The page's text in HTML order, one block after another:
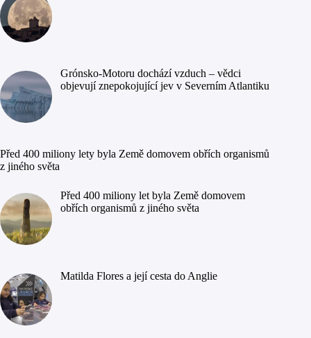
Grónsko-Motoru dochází vzduch – vědci
objevují znepokojující jev v Severním Atlantiku
Před 400 miliony lety byla Země domovem obřích organismů
z jiného světa
Před 400 miliony let byla Země domovem
obřích organismů z jiného světa
Matilda Flores a její cesta do Anglie